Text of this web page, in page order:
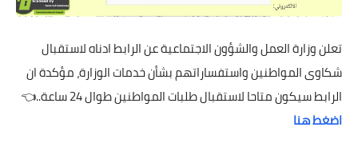
تعلن وزارة العمل والشؤون الاجتماعية عن الرابط ادناه لاستقبال
شكاوى المواطنين واستفساراتهم بشأن خدمات الوزارة، مؤكدة ان
الرابط سيكون متاحا لاستقبال طلبات المواطنين طوال 24 ساعة..👈
اضغط هنا